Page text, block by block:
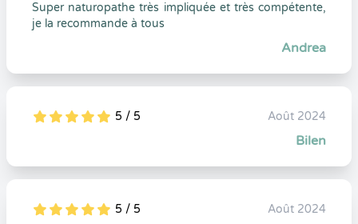
Super naturopathe très impliquée et très compétente,
je la recommande à tous
Andrea
5
1
5
0 5 / 5 Août 2024
Bilen
5
1
5
0 5 / 5
Août 2024